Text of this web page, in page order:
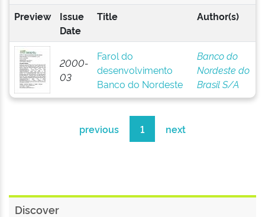
Preview
Issue
Date
Title Author(s)
2000-
03
Farol do
desenvolvimento
Banco do Nordeste
Banco do
Nordeste do
Brasil S/A
previous 1 next
Discover